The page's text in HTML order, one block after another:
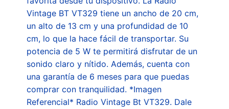
Vintage BT VT329 tiene un ancho de 20 cm,
un alto de 13 cm y una profundidad de 10
cm, lo que la hace fácil de transportar. Su
potencia de 5 W te permitirá disfrutar de un
sonido claro y nítido. Además, cuenta con
una garantía de 6 meses para que puedas
comprar con tranquilidad. *Imagen
Referencial* Radio Vintage Bt VT329. Dale